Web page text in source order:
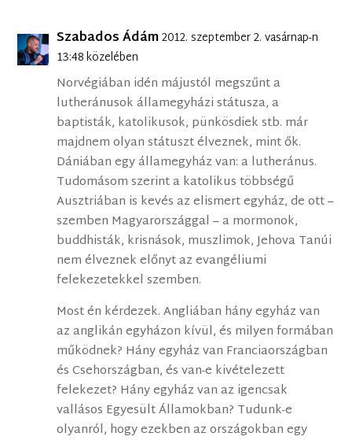
Szabados Ádám2012. szeptember 2. vasárnap-n
13:48 közelében
Norvégiában idén májustól megszűnt a
lutheránusok államegyházi státusza, a
baptisták, katolikusok, pünkösdiek stb. már
majdnem olyan státuszt élveznek, mint ők.
Dániában egy államegyház van: a lutheránus.
Tudomásom szerint a katolikus többségű
Ausztriában is kevés az elismert egyház, de ott –
szemben Magyarországgal – a mormonok,
buddhisták, krisnások, muszlimok, Jehova Tanúi
nem élveznek előnyt az evangéliumi
felekezetekkel szemben.
Most én kérdezek. Angliában hány egyház van
az anglikán egyházon kívül, és milyen formában
működnek? Hány egyház van Franciaországban
és Csehországban, és van-e kivételezett
felekezet? Hány egyház van az igencsak
vallásos Egyesült Államokban? Tudunk-e
olyanról, hogy ezekben az országokban egy